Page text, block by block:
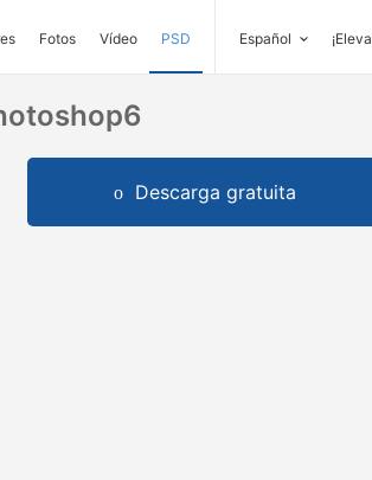
Fotos Vídeo PSD Español
Descarga gratuita